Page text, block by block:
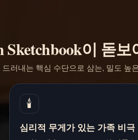
Sketchbook이 돋
러내는 핵심 수단으로 삼는, 밀도 높
🕯️
심리적 무게가 있는 가족 비극